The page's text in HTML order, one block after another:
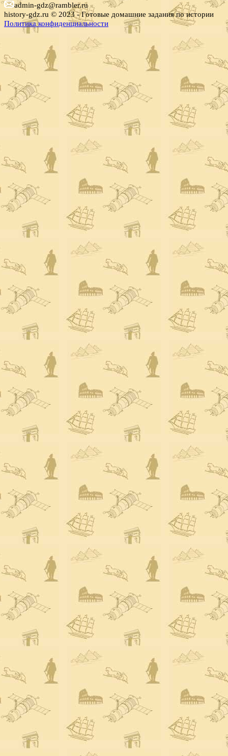
admin-gdz@rambler.ru
history-gdz.ru © 2023 - Готовые домашние задания по истории
Политика конфиденциальности